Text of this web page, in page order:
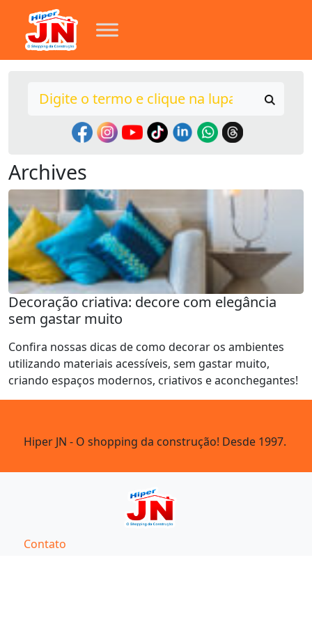
Archives
Decoração criativa: decore com elegância
sem gastar muito
Confira nossas dicas de como decorar os ambientes
utilizando materiais acessíveis, sem gastar muito,
criando espaços modernos, criativos e aconchegantes!
Hiper JN - O shopping da construção! Desde 1997.
Contato